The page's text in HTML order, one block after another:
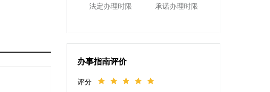
法定办理时限 承诺办理时限
办事指南评价
评分